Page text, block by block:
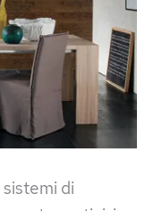
di